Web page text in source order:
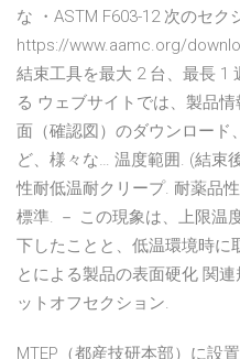
な ・ASTM F603-12 次のセク
https://www.aamc.org/
結束工具を最大 2 台、最長 1
る ウェブサイトでは、製品
面（確認図）のダウンロード
ど、様々な… 温度範囲. (結束
性耐低温耐クリープ. 耐薬品
標準. － この現象は、上限温
下したことと、低温環境時に
とによる製品の表面硬化 関
ットオフセクション.
MTEP（都産技研本部）に設